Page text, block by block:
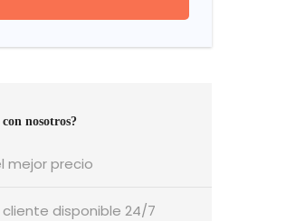
nosotros?
mejor precio
disponible 24/7